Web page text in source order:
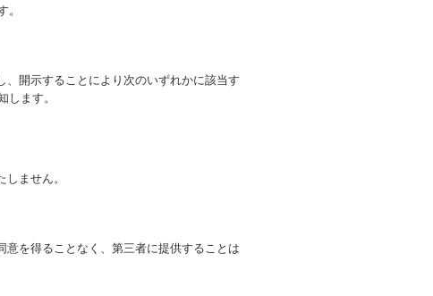
。
開示することにより次のいずれかに該当す
します。
ません。
を得ることなく、第三者に提供することは